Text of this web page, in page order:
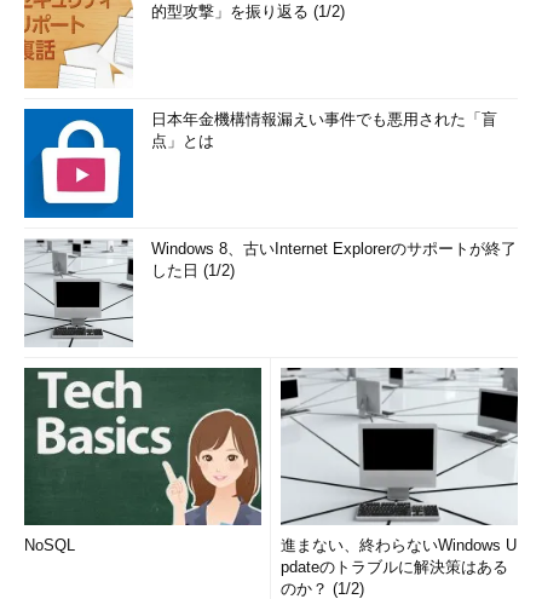
的型攻撃」を振り返る (1/2)
日本年金機構情報漏えい事件でも悪用された「盲
点」とは
Windows 8、古いInternet Explorerのサポートが終了
した日 (1/2)
NoSQL
進まない、終わらないWindows U
pdateのトラブルに解決策はある
のか？ (1/2)